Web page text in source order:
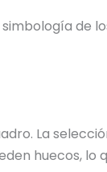
de
La
huecos, lo